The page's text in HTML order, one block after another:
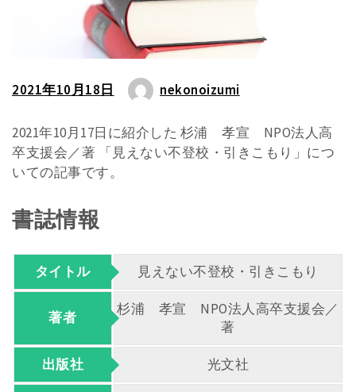
2021年10月18日 nekonoizumi
2021年10月17日に紹介した 杉浦 孝宣 NPO法人高
卒支援会／著 「見えない不登校・引きこもり」につ
いての記事です。
書誌情報
タイトル 見えない不登校・引きこもり
著者
杉浦 孝宣 NPO法人高卒支援会／
著
出版社 光文社